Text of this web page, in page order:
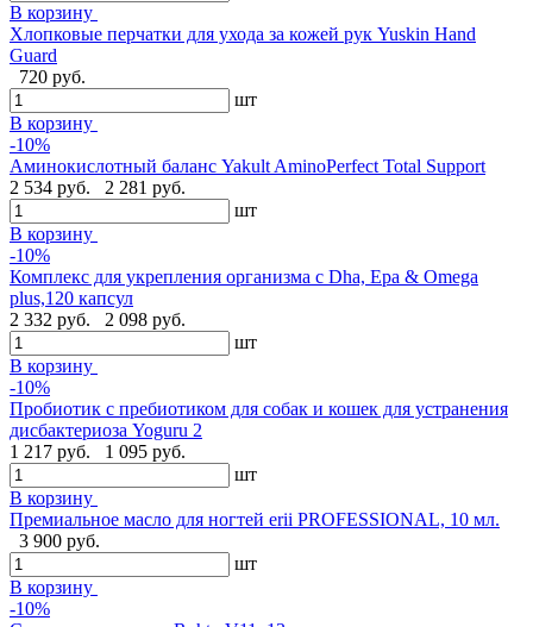
В корзину
Хлопковые перчатки для ухода за кожей рук Yuskin Hand
Guard
720 руб.
шт
В корзину
-10%
Аминокислотный баланс Yakult AminoPerfect Total Support
2 534 руб.
2 281 руб.
шт
В корзину
-10%
Комплекс для укрепления организма с Dha, Epa & Omega
plus,120 капсул
2 332 руб.
2 098 руб.
шт
В корзину
-10%
Пробиотик с пребиотиком для собак и кошек для устранения
дисбактериоза Yoguru 2
1 217 руб.
1 095 руб.
шт
В корзину
Премиальное масло для ногтей erii PROFESSIONAL, 10 мл.
3 900 руб.
шт
В корзину
-10%